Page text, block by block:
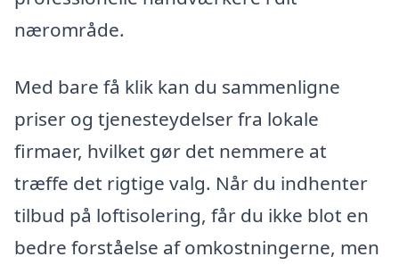
nærområde.
Med bare få klik kan du sammenligne
priser og tjenesteydelser fra lokale
firmaer, hvilket gør det nemmere at
træffe det rigtige valg. Når du indhenter
tilbud på loftisolering, får du ikke blot en
bedre forståelse af omkostningerne, men